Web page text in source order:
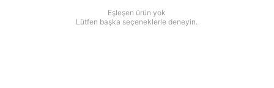
Eşleşen ürün yok
Lütfen başka seçeneklerle deneyin.